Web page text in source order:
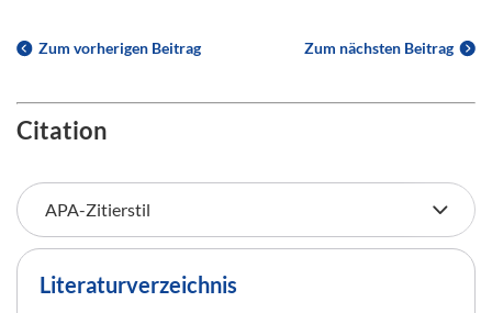
Zum vorherigen Beitrag Zum nächsten Beitrag
Citation
Literaturverzeichnis